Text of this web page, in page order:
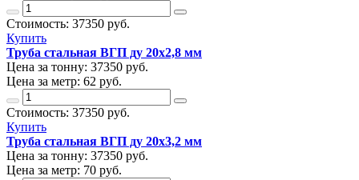
Стоимость: 37350 руб.
Купить
Труба стальная ВГП ду 20х2,8 мм
Цена за тонну: 37350 руб.
Цена за метр: 62 руб.
Стоимость: 37350 руб.
Купить
Труба стальная ВГП ду 20х3,2 мм
Цена за тонну: 37350 руб.
Цена за метр: 70 руб.